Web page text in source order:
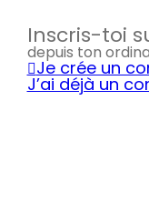
Inscris-toi
depuis ton
Je crée un
J’ai déjà un